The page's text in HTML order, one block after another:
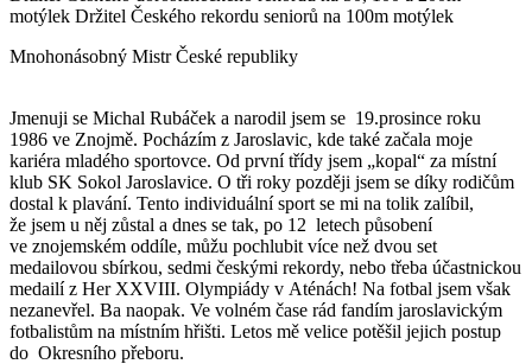
motýlek Držitel Českého rekordu seniorů na 100m motýlek
Mnohonásobný Mistr České republiky
Jmenuji se Michal Rubáček a narodil jsem se 19.prosince roku
1986 ve Znojmě. Pocházím z Jaroslavic, kde také začala moje
kariéra mladého sportovce. Od první třídy jsem „kopal“ za místní
klub SK Sokol Jaroslavice. O tři roky později jsem se díky rodičům
dostal k plavání. Tento individuální sport se mi na tolik zalíbil,
že jsem u něj zůstal a dnes se tak, po 12 letech působení
ve znojemském oddíle, můžu pochlubit více než dvou set
medailovou sbírkou, sedmi českými rekordy, nebo třeba účastnickou
medailí z Her XXVIII. Olympiády v Aténách! Na fotbal jsem však
nezanevřel. Ba naopak. Ve volném čase rád fandím jaroslavickým
fotbalistům na místním hřišti. Letos mě velice potěšil jejich postup
do Okresního přeboru.